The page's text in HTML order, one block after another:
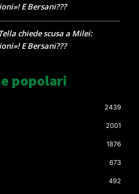
E Bersani???
chiede scusa a Milei:
E Bersani???
popolari
2439
2001
1876
673
492